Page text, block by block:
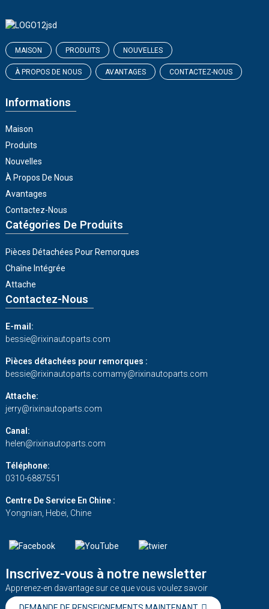
MAISON PRODUITS NOUVELLES
À PROPOS DE NOUS AVANTAGES CONTACTEZ-NOUS
Informations
Maison
Produits
Nouvelles
À Propos De Nous
Avantages
Contactez-Nous
Catégories De Produits
Pièces Détachées Pour Remorques
Chaîne Intégrée
Attache
Contactez-Nous
E-mail:
bessie@rixinautoparts.com
Pièces détachées pour remorques :
bessie@rixinautoparts.comamy@rixinautoparts.com
Attache:
jerry@rixinautoparts.com
Canal:
helen@rixinautoparts.com
Téléphone:
0310-6887551
Centre De Service En Chine :
Yongnian, Hebei, Chine
Inscrivez-vous à notre newsletter
Apprenez-en davantage sur ce que vous voulez savoir